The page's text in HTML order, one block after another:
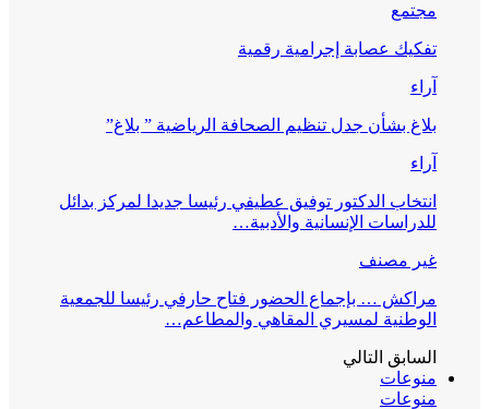
مجتمع
تفكيك عصابة إجرامية رقمية
آراء
بلاغ بشأن جدل تنظيم الصحافة الرياضية ” بلاغ”
آراء
انتخاب الدكتور توفيق عطيفي رئيسا جديدا لمركز بدائل
للدراسات الإنسانية والأدبية…
غير مصنف
مراكش … بإجماع الحضور فتاح حارفي رئيسا للجمعية
الوطنية لمسيري المقاهي والمطاعم…
السابق التالي
منوعات
منوعات